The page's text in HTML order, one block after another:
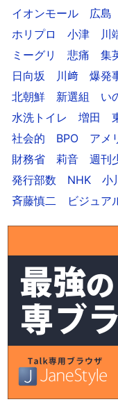
イオンモール
広島
ホリプロ
小津 川
ミーグリ
悲痛 集
日向坂
川﨑 爆発
北朝鮮
新選組
い
水洗トイレ
増田
社会的
BPO アメ
財務省
莉音
週刊
発行部数
NHK 小
斉藤慎二
ビジュア